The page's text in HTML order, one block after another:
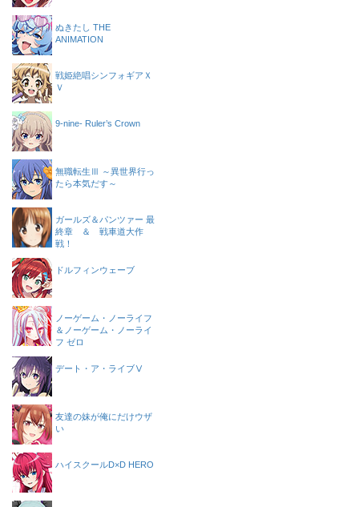
ぬきたし THE
ANIMATION
戦姫絶唱シンフォギアＸ
Ｖ
9-nine- Ruler’s Crown
無職転生Ⅲ ～異世界行っ
たら本気だす～
ガールズ＆パンツァー 最
終章 ＆ 戦車道大作
戦！
ドルフィンウェーブ
ノーゲーム・ノーライフ
＆ノーゲーム・ノーライ
フ ゼロ
デート・ア・ライブⅤ
友達の妹が俺にだけウザ
い
ハイスクールD×D HERO